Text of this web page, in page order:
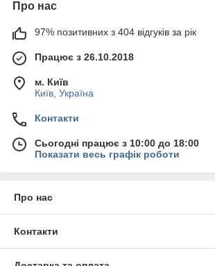
Про нас
97% позитивних з 404 відгуків за рік
Працює з 26.10.2018
м. Київ
Київ, Україна
Контакти
Сьогодні працює з 10:00 до 18:00
Показати весь графік роботи
Про нас
Контакти